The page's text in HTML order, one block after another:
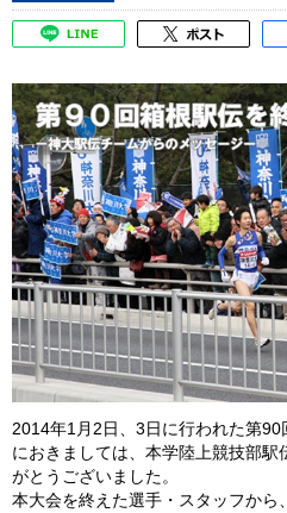
2014年1月2日、3日に行われた第
におきましては、本学陸上競技部駅
がとうございました。
本大会を終えた選手・スタッフから